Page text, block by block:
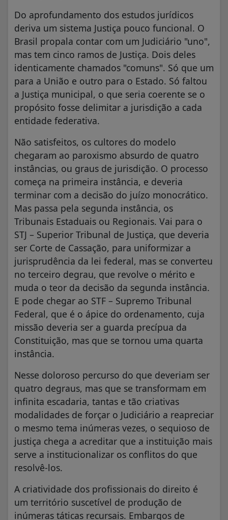
Do aprofundamento dos estudos jurídicos
deriva um sistema Justiça pouco funcional. O
Brasil propala contar com um Judiciário "uno",
mas tem cinco ramos de Justiça. Dois deles
identicamente chamados "comuns". Só que um
para a União e outro para o Estado. Só faltou
a Justiça municipal, o que seria coerente se o
propósito fosse delimitar a jurisdição a cada
entidade federativa.
Não satisfeitos, os cultores do modelo
chegaram ao paroxismo absurdo de quatro
instâncias, ou graus de jurisdição. O processo
começa na primeira instância, e deveria
terminar com a decisão do juízo monocrático.
Mas passa pela segunda instância, os
Tribunais Estaduais ou Regionais. Vai para o
STJ – Superior Tribunal de Justiça, que deveria
ser Corte de Cassação, para uniformizar a
jurisprudência da lei federal, mas se converteu
no terceiro degrau, que revolve o mérito e
muda o teor da decisão da segunda instância.
E pode chegar ao STF – Supremo Tribunal
Federal, que é o ápice do ordenamento, cuja
missão deveria ser a guarda precípua da
Constituição, mas que se tornou uma quarta
instância.
Nesse doloroso percurso do que deveriam ser
quatro degraus, mas que se transformam em
infinita escadaria, tantas e tão criativas
modalidades de forçar o Judiciário a reapreciar
o mesmo tema inúmeras vezes, o sequioso de
justiça chega a acreditar que a instituição mais
serve a institucionalizar os conflitos do que
resolvê-los.
A criatividade dos profissionais do direito é
um território suscetível de produção de
inúmeras táticas recursais. Embargos de